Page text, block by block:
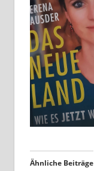
Ähnliche Beiträge